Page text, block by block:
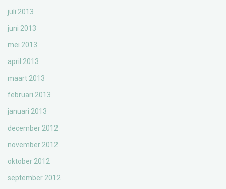
juli 2013
juni 2013
mei 2013
april 2013
maart 2013
februari 2013
januari 2013
december 2012
november 2012
oktober 2012
september 2012